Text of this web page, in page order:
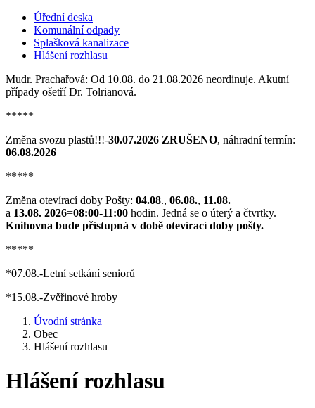
Úřední deska
Komunální odpady
Splašková kanalizace
Hlášení rozhlasu
Mudr. Prachařová: Od 10.08. do 21.08.2026 neordinuje. Akutní
případy ošetří Dr. Tolrianová.
*****
Změna svozu plastů!!!-30.07.2026 ZRUŠENO, náhradní termín:
06.08.2026
*****
Změna otevírací doby Pošty: 04.08., 06.08., 11.08.
a 13.08. 2026=08:00-11:00 hodin. Jedná se o úterý a čtvrtky.
Knihovna bude přístupná v době otevírací doby pošty.
*****
*07.08.-Letní setkání seniorů
*15.08.-Zvěřinové hroby
Úvodní stránka
Obec
Hlášení rozhlasu
Hlášení rozhlasu